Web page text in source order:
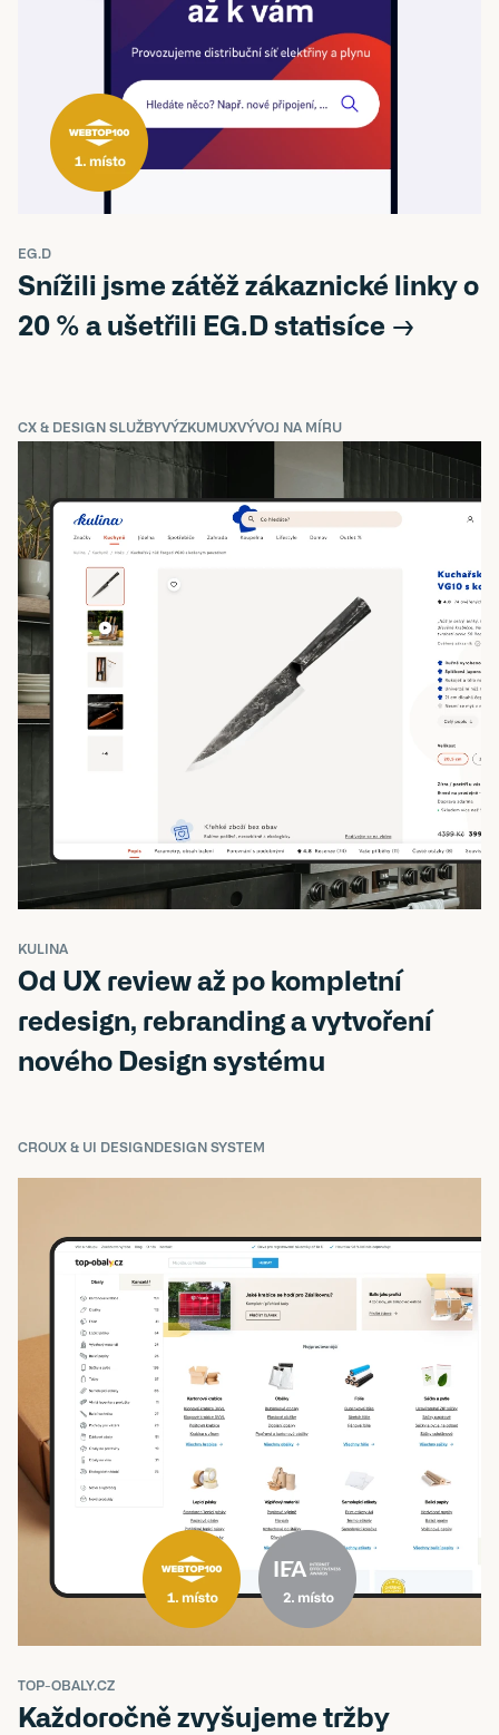
EG.D
Snížili jsme zátěž zákaznické linky o
20 % a ušetřili EG.D statisíce →
CX & DESIGN SLUŽBYVÝZKUM UXVÝVOJ NA MÍRU
KULINA
Od UX review až po kompletní
redesign, rebranding a vytvoření
nového Design systému
CROUX & UI DESIGN DESIGN SYSTEM
TOP-OBALY.CZ
Každoročně zvyšujeme tržby